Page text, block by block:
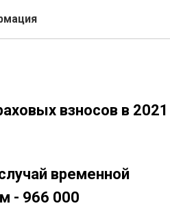
страховых
взносов в 2021
временной
- 966 000